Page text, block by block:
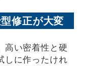
修正が大変
高い密着性と硬
しに作ったけれ